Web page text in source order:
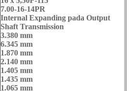
7.00-16-14PR
Internal Expanding pada Output
Shaft Transmission
3.380 mm
6.345 mm
1.870 mm
2.140 mm
1.405 mm
1.435 mm
1.065 mm